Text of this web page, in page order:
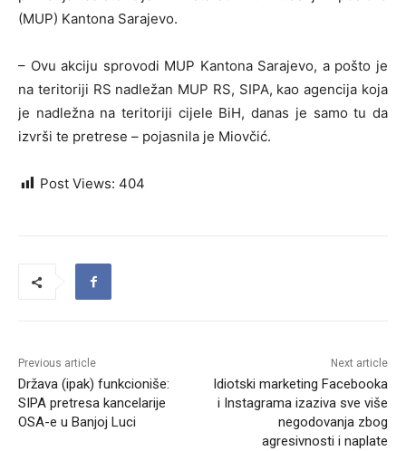
(MUP) Kantona Sarajevo.
– Ovu akciju sprovodi MUP Kantona Sarajevo, a pošto je
na teritoriji RS nadležan MUP RS, SIPA, kao agencija koja
je nadležna na teritoriji cijele BiH, danas je samo tu da
izvrši te pretrese – pojasnila je Miovčić.
Post Views: 404
Previous article
Država (ipak) funkcioniše:
SIPA pretresa kancelarije
OSA-e u Banjoj Luci
Next article
Idiotski marketing Facebooka
i Instagrama izaziva sve više
negodovanja zbog
agresivnosti i naplate